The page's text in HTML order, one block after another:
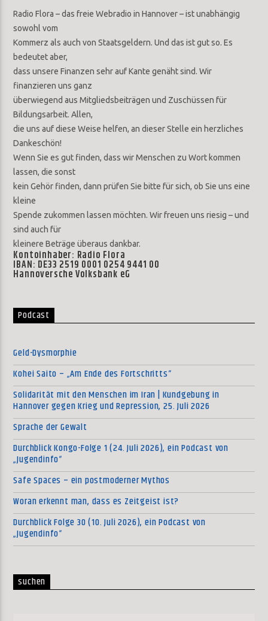
Radio Flora – das freie Webradio in Hannover – ist unabhängig
sowohl vom
Kommerz als auch von Staatsgeldern. Und das ist gut so. Es
bedeutet aber,
dass unsere Finanzen sehr auf Kante genäht sind. Wir
finanzieren uns ganz
überwiegend aus Mitgliedsbeiträgen und Zuschüssen für
Bildungsarbeit. Allen,
die uns auf diese Weise helfen, an dieser Stelle ein herzliches
Dankeschön!
Wenn Sie es gut finden, dass wir Menschen zu Wort kommen
lassen, die sonst
kein Gehör finden, dann prüfen Sie bitte für sich, ob Sie uns eine
kleine
Spende zukommen lassen möchten. Wir freuen uns riesig – und
sind auch für
kleinere Beträge überaus dankbar.
Kontoinhaber: Radio Flora
IBAN: DE33 2519 0001 0254 9441 00
Hannoversche Volksbank eG
Podcast
Geld-Dysmorphie
Kohei Saito – „Am Ende des Fortschritts“
Solidarität mit den Menschen im Iran | Kundgebung in
Hannover gegen Krieg und Repression, 25. Juli 2026
Sprache der Gewalt
Durchblick Kongo-Folge 1 (24. Juli 2026), ein Podcast von
„Jugendinfo“
Safe Spaces – ein postmoderner Mythos
Woran erkennt man, dass es Zeitgeist ist?
Durchblick Folge 30 (10. Juli 2026), ein Podcast von
„Jugendinfo“
suchen